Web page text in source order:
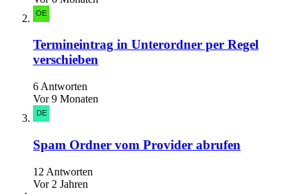
Termineintrag in Unterordner per Regel
verschieben
6 Antworten
Vor 9 Monaten
Spam Ordner vom Provider abrufen
12 Antworten
Vor 2 Jahren